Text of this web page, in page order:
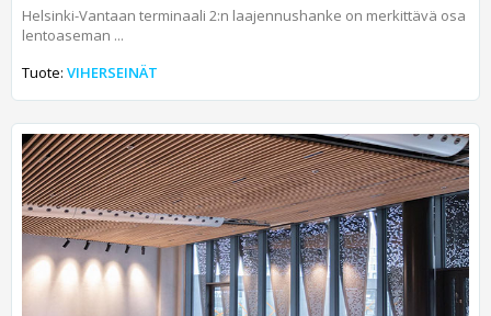
Helsinki-Vantaan terminaali 2:n laajennushanke on merkittävä osa
lentoaseman ...
Tuote: VIHERSEINÄT